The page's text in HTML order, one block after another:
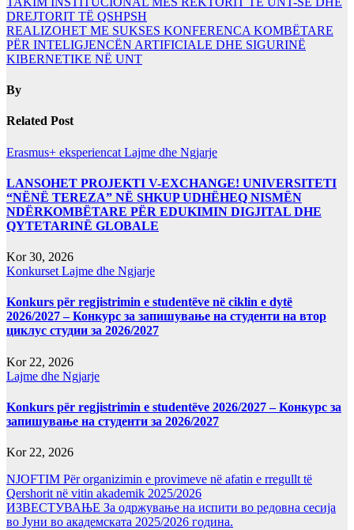
DREJTORIT TË QSHPSH
REALIZOHET ME SUKSES KONFERENCA KOMBËTARE
PËR INTELIGJENCËN ARTIFICIALE DHE SIGURINË
KIBERNETIKE NË UNT
By
Related Post
Erasmus+ eksperiencat Lajme dhe Ngjarje
LANSOHET PROJEKTI V-EXCHANGE! UNIVERSITETI
“NËNË TEREZA” NË SHKUP UDHËHEQ NISMËN
NDËRKOMBËTARE PËR EDUKIMIN DIGJITAL DHE
QYTETARINË GLOBALE
Kor 30, 2026
Konkurset Lajme dhe Ngjarje
Konkurs për regjistrimin e studentëve në ciklin e dytë
2026/2027 – Конкурс за запишување на студенти на втор
циклус студии за 2026/2027
Kor 22, 2026
Lajme dhe Ngjarje
Konkurs për regjistrimin e studentëve 2026/2027 – Конкурс за
запишување на студенти за 2026/2027
Kor 22, 2026
NJOFTIM Për organizimin e provimeve në afatin e rregullt të
Qershorit në vitin akademik 2025/2026
ИЗВЕСТУВАЊЕ За одржување на испити во редовна сесија
во Јуни во академската 2025/2026 година.